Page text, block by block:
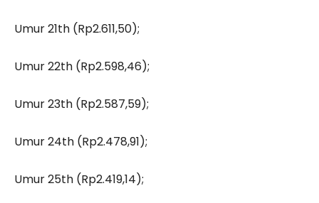
Umur 21th (Rp2.611,50);
Umur 22th (Rp2.598,46);
Umur 23th (Rp2.587,59);
Umur 24th (Rp2.478,91);
Umur 25th (Rp2.419,14);